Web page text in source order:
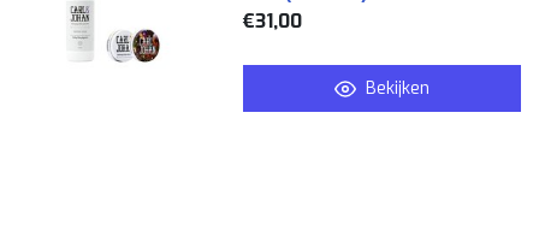
€31,00
Bekijken